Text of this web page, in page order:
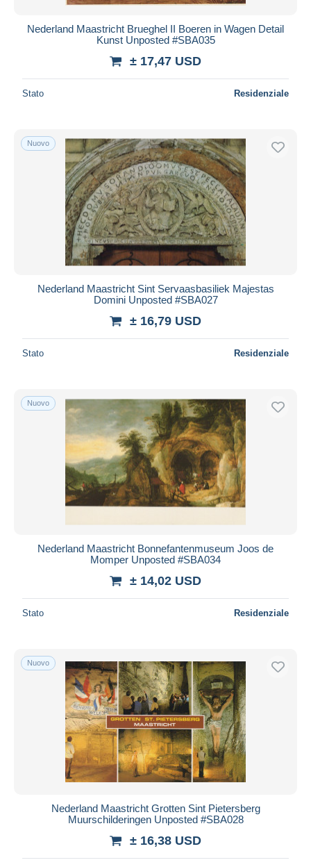
Nederland Maastricht Brueghel II Boeren in Wagen Detail
Kunst Unposted #SBA035
± 17,47 USD
Stato Residenziale
Nuovo
Nederland Maastricht Sint Servaasbasiliek Majestas
Domini Unposted #SBA027
± 16,79 USD
Stato Residenziale
Nuovo
Nederland Maastricht Bonnefantenmuseum Joos de
Momper Unposted #SBA034
± 14,02 USD
Stato Residenziale
Nuovo
Nederland Maastricht Grotten Sint Pietersberg
Muurschilderingen Unposted #SBA028
± 16,38 USD